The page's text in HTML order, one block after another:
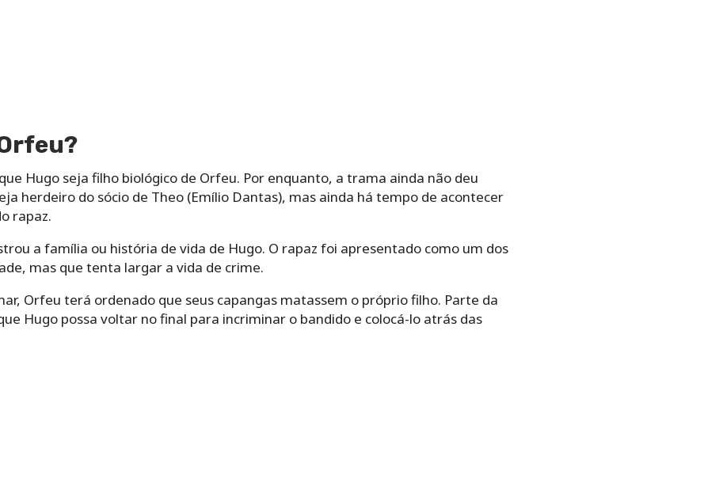
Hugo seja filho biológico de Orfeu. Por enquanto, a trama ainda não deu
herdeiro do sócio de Theo (Emílio Dantas), mas ainda há tempo de acontecer
rapaz.
a família ou história de vida de Hugo. O rapaz foi apresentado como um dos
mas que tenta largar a vida de crime.
Orfeu terá ordenado que seus capangas matassem o próprio filho. Parte da
Hugo possa voltar no final para incriminar o bandido e colocá-lo atrás das